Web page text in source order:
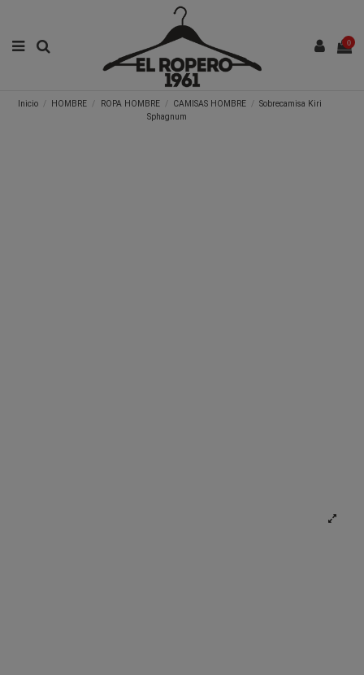
0
Inicio HOMBRE ROPA HOMBRE CAMISAS HOMBRE
Sobrecamisa Kiri
Sphagnum